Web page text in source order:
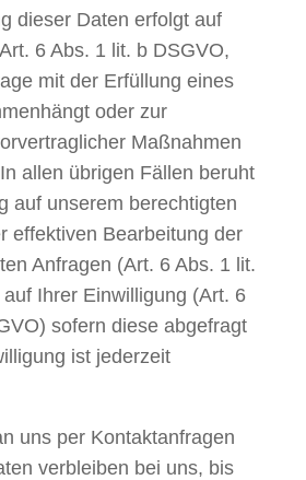
dieser Daten erfolgt auf
6 Abs. 1 lit. b DSGVO,
mit der Erfüllung eines
oder zur
Maßnahmen
allen übrigen Fällen beruht
auf unserem berechtigten
effektiven Bearbeitung der
Anfragen (Art. 6 Abs. 1 lit.
Ihrer Einwilligung (Art. 6
sofern diese abgefragt
ist jederzeit
uns per Kontaktanfragen
verbleiben bei uns, bis